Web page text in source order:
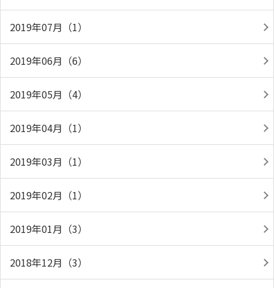
2019年07月（1）
2019年06月（6）
2019年05月（4）
2019年04月（1）
2019年03月（1）
2019年02月（1）
2019年01月（3）
2018年12月（3）